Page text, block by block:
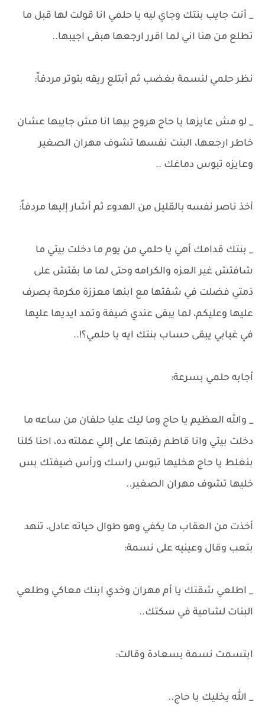
_ أنت جايب بنتك وجاي ليه يا حلمي انا قولت لها قبل ما
تطلع من هنا اني لما اقرر ارجعها هبقى اجيبها..
نظر حلمي لنسمة بغضب ثم أبتلع ريقه بتوتر مردفاً:
_ لو مش عايزها يا حاج هروح بيها انا مش جايبها عشان
خاطر ارجعها، البنت نفسها تشوف مهران الصغير
وعايزه تبوس دماغك ..
أخذ ناصر نفسه بالقليل من الهدوء ثم أشار إليها مردفاً:
_ بنتك قدامك أهي يا حلمي من يوم ما دخلت بيتي ما
شافتش غير العزه والكرامه وحتى لما ما بقتش على
ذمتي فضلت في شقتها مع ابنها معززة مكرمة بصرف
عليها وعليكم، لما يبقى عندي ضيفة وتمد ايديها عليها
في غيابي يبقى حساب بنتك ايه يا حلمي؟!..
أجابه حلمي بسرعة:
_ والله العظيم يا حاج وما ليك عليا حلفان من ساعه ما
دخلت بيتي وانا قاطم رقبتها على إللي عملته ده، احنا كلنا
بنغلط يا حاج هخليها تبوس راسك ورأس ضيفتك بس
خليها تشوف مهران الصغير..
أخذت من العقاب ما يكفي وهو طوال حياته عادل، تنهد
بتعب وقال وعينيه على نسمة:
_ اطلعي شقتك يا أم مهران وخدي ابنك معاكي وطلعي
البنات لشامية في سكتك..
ابتسمت نسمة بسعادة وقالت:
_ الله يخليك يا حاج..